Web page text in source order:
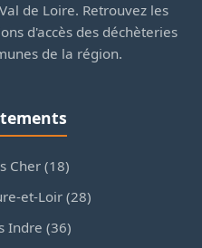
de Loire. Retrouvez les
d'accès des déchèteries
de la région.
Cher (18)
et-Loir (28)
Indre (36)